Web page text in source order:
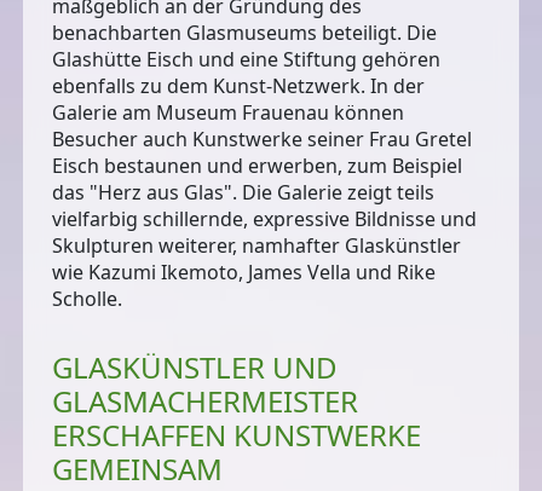
maßgeblich an der Gründung des
benachbarten Glasmuseums beteiligt. Die
Glashütte Eisch und eine Stiftung gehören
ebenfalls zu dem Kunst-Netzwerk. In der
Galerie am Museum Frauenau können
Besucher auch Kunstwerke seiner Frau Gretel
Eisch bestaunen und erwerben, zum Beispiel
das "Herz aus Glas". Die Galerie zeigt teils
vielfarbig schillernde, expressive Bildnisse und
Skulpturen weiterer, namhafter Glaskünstler
wie Kazumi Ikemoto, James Vella und Rike
Scholle.
GLASKÜNSTLER UND
GLASMACHERMEISTER
ERSCHAFFEN KUNSTWERKE
GEMEINSAM